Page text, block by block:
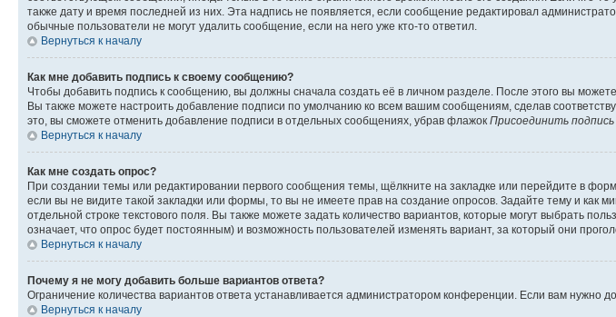
также дату и время последней из них. Эта надпись не появляется, если сообщение редактировал
обычные пользователи не могут удалить сообщение, если на него уже кто-то ответил.
Вернуться к началу
Как мне добавить подпись к своему сообщению?
Чтобы добавить подпись к сообщению, вы должны сначала создать её в личном разделе. После этого вы
Вы также можете настроить добавление подписи по умолчанию ко всем вашим сообщениям, сделав
это, вы сможете отменить добавление подписи в отдельных сообщениях, убрав флажок Присоединить подпись
Вернуться к началу
Как мне создать опрос?
При создании темы или редактировании первого сообщения темы, щёлкните на закладке или перейдите в
если вы не видите такой закладки или формы, то вы не имеете прав на создание опросов. Задайте тему и как
отдельной строке текстового поля. Вы также можете задать количество вариантов, которые могут выбрать
означает, что опрос будет постоянным) и возможность пользователей изменять вариант, за который они
Вернуться к началу
Почему я не могу добавить больше вариантов ответа?
Ограничение количества вариантов ответа устанавливается администратором конференции. Если вам
Вернуться к началу